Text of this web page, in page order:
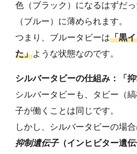
色（ブラック）になるはずだ
（ブルー）に薄められます。
つまり、ブルータビーは「黒
た」ような状態なのです。
シルバータビーの仕組み：「抑
シルバータビーも、タビー（
子が働くことは同じです。
しかし、シルバータビーの場
抑制遺伝子（インヒビター遺伝